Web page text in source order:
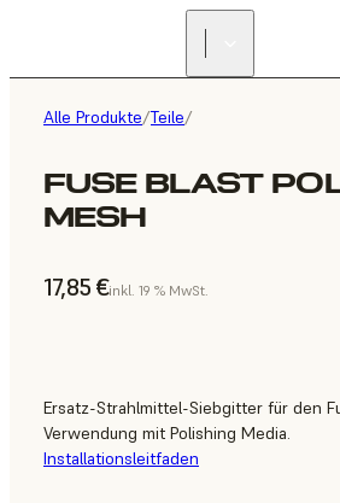
Alle Produkte/Teile/
FUSE BLAST
MESH
17,85 €inkl. 19 % MwSt.
Ersatz-Strahlmittel-Siebgitter für den
Verwendung mit Polishing Media.
Installationsleitfaden